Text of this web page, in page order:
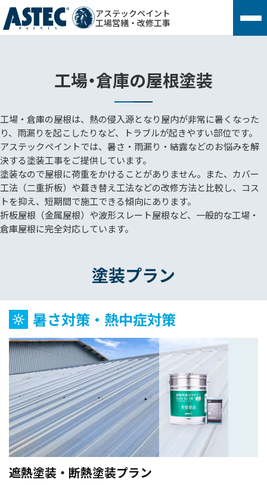
アステックペイント
工場営繕・改修工事
工場・倉庫の屋根塗装
工場・倉庫の屋根は、熱の侵入源となり屋内が非常に暑くなった
り、雨漏りを起こしたりなど、トラブルが起きやすい部位です。
アステックペイントでは、暑さ・雨漏り・結露などのお悩みを解
決する塗装工事をご提供しています。
塗装なので屋根に荷重をかけることがありません。また、カバー
工法（二重折板）や葺き替え工法などの改修方法と比較し、コス
トを抑え、短期間で施工できる傾向にあります。
折板屋根（金属屋根）や波形スレート屋根など、一般的な工場・
倉庫屋根に完全対応しています。
塗装プラン
暑さ対策・熱中症対策
遮熱塗装・断熱塗装プラン